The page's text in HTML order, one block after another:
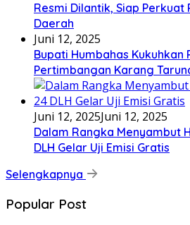
Resmi Dilantik, Siap
Daerah
Juni 12, 2025
Bupati Humbahas Kukuhkan
Pertimbangan Karang
Juni 12, 2025Juni 12, 2025
Dalam Rangka Menyambut
DLH Gelar Uji Emisi Gratis
Selengkapnya
Popular Post